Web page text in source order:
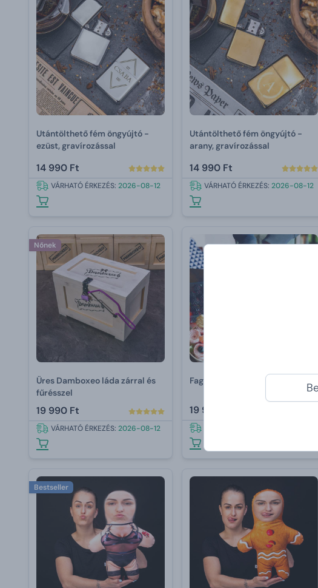
Utántölthető fém öngyújtó -
ezüst, gravírozással
14 990 Ft
VÁRHATÓ ÉRKEZÉS: 2026-08-12
Utántölthető fém öngyújtó -
arany, gravírozással
14 990 Ft
VÁRHATÓ ÉRKEZÉS: 2026-08-12
Nőnek
Üres Damboxeo láda zárral és
fűrésszel
19 990 Ft
VÁRHATÓ ÉRKEZÉS: 2026-08-12
Fagylalttekercs grill
19 990 Ft
Bestseller